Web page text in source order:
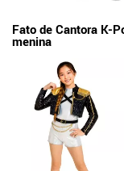
Fato de Cantora K-
menina